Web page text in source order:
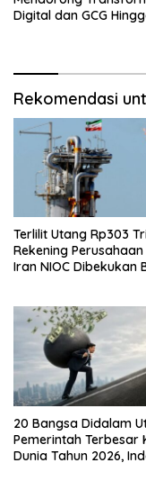
Digital dan GCG
Rekomendasi
Terlilit Utang Rp303
Rekening Perusahaan
Iran NIOC Dibekukan
20 Bangsa Didalam
Pemerintah Terbesar
Dunia Tahun 2026,